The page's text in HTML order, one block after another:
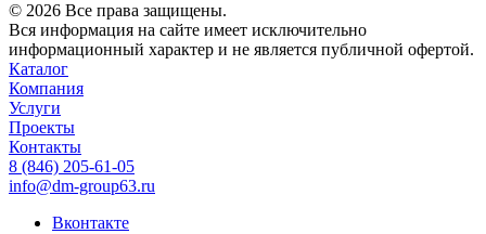
© 2026 Все права защищены.
Вся информация на сайте имеет исключительно
информационный характер и не является публичной офертой.
Каталог
Компания
Услуги
Проекты
Контакты
8 (846) 205-61-05
info@dm-group63.ru
Вконтакте